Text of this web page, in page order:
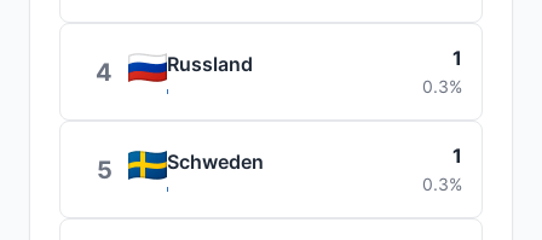
4 Russland 1
0.3%
5 Schweden 1
0.3%